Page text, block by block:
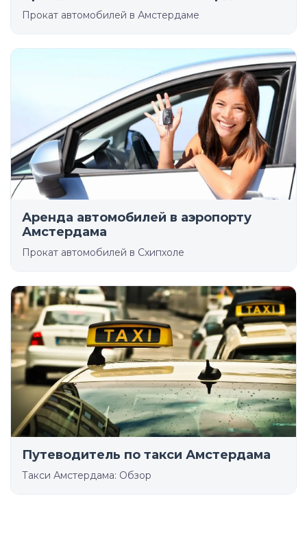
Прокат автомобилей в Амстердаме
Аренда автомобилей в аэропорту
Амстердама
Прокат автомобилей в Схипхоле
Путеводитель по такси Амстердама
Такси Амстердама: Обзор